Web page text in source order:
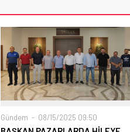
Gündem 08/15/2025 09:50